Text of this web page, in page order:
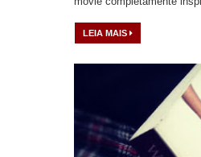
LEIA MAIS